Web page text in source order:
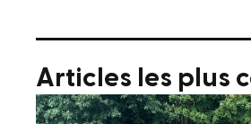
Articles les plus